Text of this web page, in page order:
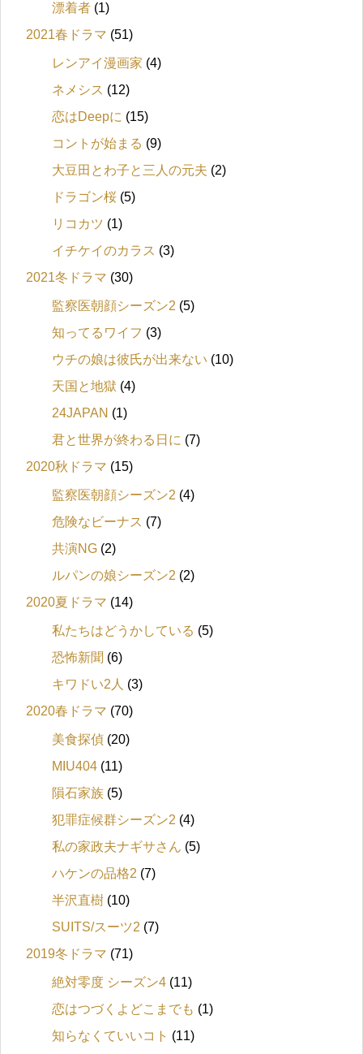
漂着者 (1)
2021春ドラマ (51)
レンアイ漫画家 (4)
ネメシス (12)
恋はDeepに (15)
コントが始まる (9)
大豆田とわ子と三人の元夫 (2)
ドラゴン桜 (5)
リコカツ (1)
イチケイのカラス (3)
2021冬ドラマ (30)
監察医朝顔シーズン2 (5)
知ってるワイフ (3)
ウチの娘は彼氏が出来ない (10)
天国と地獄 (4)
24JAPAN (1)
君と世界が終わる日に (7)
2020秋ドラマ (15)
監察医朝顔シーズン2 (4)
危険なビーナス (7)
共演NG (2)
ルパンの娘シーズン2 (2)
2020夏ドラマ (14)
私たちはどうかしている (5)
恐怖新聞 (6)
キワドい2人 (3)
2020春ドラマ (70)
美食探偵 (20)
MIU404 (11)
隕石家族 (5)
犯罪症候群シーズン2 (4)
私の家政夫ナギサさん (5)
ハケンの品格2 (7)
半沢直樹 (10)
SUITS/スーツ2 (7)
2019冬ドラマ (71)
絶対零度 シーズン4 (11)
恋はつづくよどこまでも (1)
知らなくていいコト (11)